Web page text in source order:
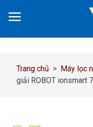
đến
dung
Trang chủ > Máy lọc
giải ROBOT ionsmart